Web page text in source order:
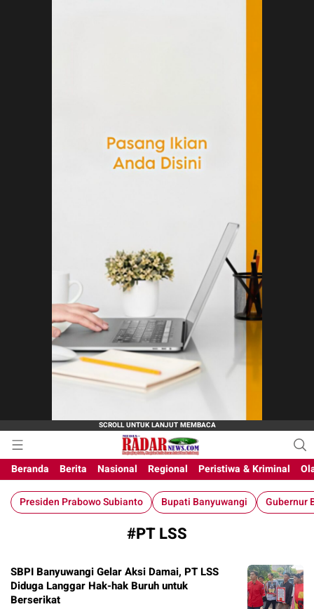
M-Radar News
media online
Beranda
Berita Nasional Regional Peristiwa & Kriminal
Presiden Prabowo Subianto Bupati Banyuwangi Gubernur
#PT LSS
SBPI Banyuwangi Gelar Aksi Damai, PT LSS
Diduga Langgar Hak-hak Buruh untuk
Berserikat